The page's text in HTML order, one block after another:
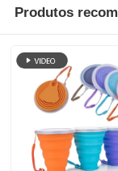
Produtos